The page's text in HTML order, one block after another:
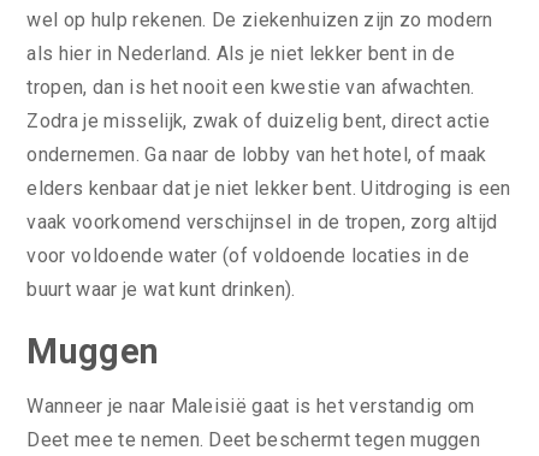
wel op hulp rekenen. De ziekenhuizen zijn zo modern
als hier in Nederland. Als je niet lekker bent in de
tropen, dan is het nooit een kwestie van afwachten.
Zodra je misselijk, zwak of duizelig bent, direct actie
ondernemen. Ga naar de lobby van het hotel, of maak
elders kenbaar dat je niet lekker bent. Uitdroging is een
vaak voorkomend verschijnsel in de tropen, zorg altijd
voor voldoende water (of voldoende locaties in de
buurt waar je wat kunt drinken).
Muggen
Wanneer je naar Maleisië gaat is het verstandig om
Deet mee te nemen. Deet beschermt tegen muggen